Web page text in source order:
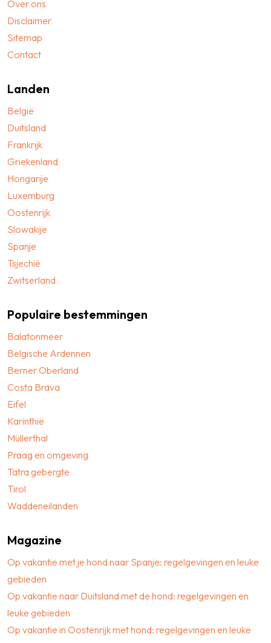
Over ons
Disclaimer
Sitemap
Contact
Landen
België
Duitsland
Frankrijk
Griekenland
Hongarije
Luxemburg
Oostenrijk
Slowakije
Spanje
Tsjechië
Zwitserland
Populaire bestemmingen
Balatonmeer
Belgische Ardennen
Berner Oberland
Costa Brava
Eifel
Karinthië
Müllerthal
Praag en omgeving
Tatra gebergte
Tirol
Waddeneilanden
Magazine
Op vakantie met je hond naar Spanje: regelgevingen en leuke
gebieden
Op vakantie naar Duitsland met de hond: regelgevingen en
leuke gebieden
Op vakantie in Oostenrijk met hond: regelgevingen en leuke